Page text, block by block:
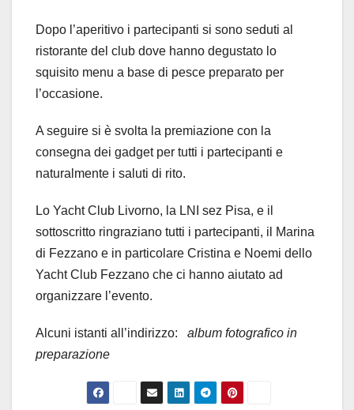
Dopo l’aperitivo i partecipanti si sono seduti al
ristorante del club dove hanno degustato lo
squisito menu a base di pesce preparato per
l’occasione.
A seguire si è svolta la premiazione con la
consegna dei gadget per tutti i partecipanti e
naturalmente i saluti di rito.
Lo Yacht Club Livorno, la LNI sez Pisa, e il
sottoscritto ringraziano tutti i partecipanti, il Marina
di Fezzano e in particolare Cristina e Noemi dello
Yacht Club Fezzano che ci hanno aiutato ad
organizzare l’evento.
Alcuni istanti all’indirizzo: album fotografico in
preparazione